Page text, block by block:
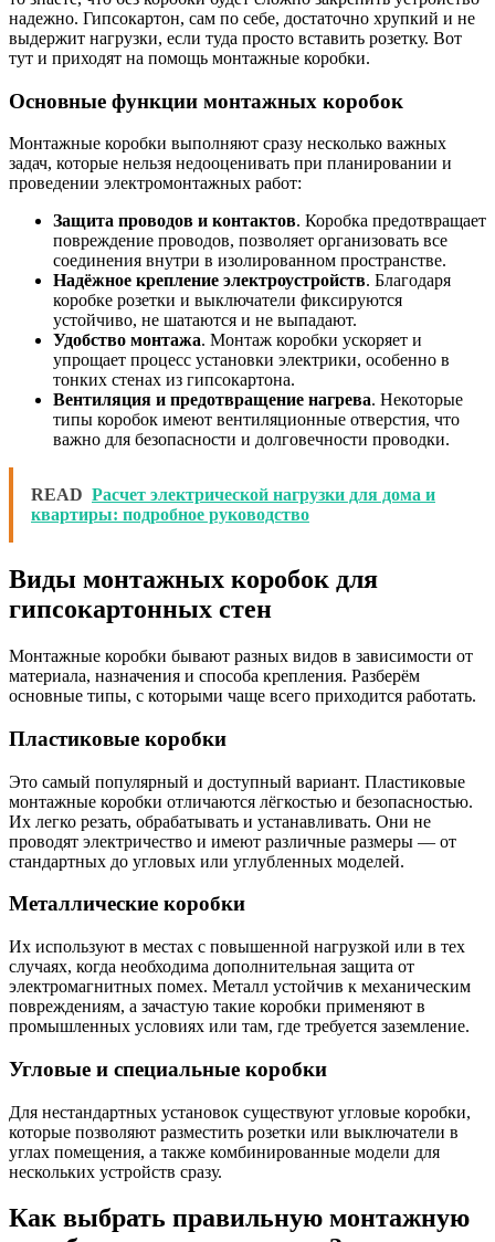
надежно. Гипсокартон, сам по себе, достаточно хрупкий и не
выдержит нагрузки, если туда просто вставить розетку. Вот
тут и приходят на помощь монтажные коробки.
Основные функции монтажных коробок
Монтажные коробки выполняют сразу несколько важных
задач, которые нельзя недооценивать при планировании и
проведении электромонтажных работ:
Защита проводов и контактов. Коробка предотвращает
повреждение проводов, позволяет организовать все
соединения внутри в изолированном пространстве.
Надёжное крепление электроустройств. Благодаря
коробке розетки и выключатели фиксируются
устойчиво, не шатаются и не выпадают.
Удобство монтажа. Монтаж коробки ускоряет и
упрощает процесс установки электрики, особенно в
тонких стенах из гипсокартона.
Вентиляция и предотвращение нагрева. Некоторые
типы коробок имеют вентиляционные отверстия, что
важно для безопасности и долговечности проводки.
READ Расчет электрической нагрузки для дома и
квартиры: подробное руководство
Виды монтажных коробок для
гипсокартонных стен
Монтажные коробки бывают разных видов в зависимости от
материала, назначения и способа крепления. Разберём
основные типы, с которыми чаще всего приходится работать.
Пластиковые коробки
Это самый популярный и доступный вариант. Пластиковые
монтажные коробки отличаются лёгкостью и безопасностью.
Их легко резать, обрабатывать и устанавливать. Они не
проводят электричество и имеют различные размеры — от
стандартных до угловых или углубленных моделей.
Металлические коробки
Их используют в местах с повышенной нагрузкой или в тех
случаях, когда необходима дополнительная защита от
электромагнитных помех. Металл устойчив к механическим
повреждениям, а зачастую такие коробки применяют в
промышленных условиях или там, где требуется заземление.
Угловые и специальные коробки
Для нестандартных установок существуют угловые коробки,
которые позволяют разместить розетки или выключатели в
углах помещения, а также комбинированные модели для
нескольких устройств сразу.
Как выбрать правильную монтажную